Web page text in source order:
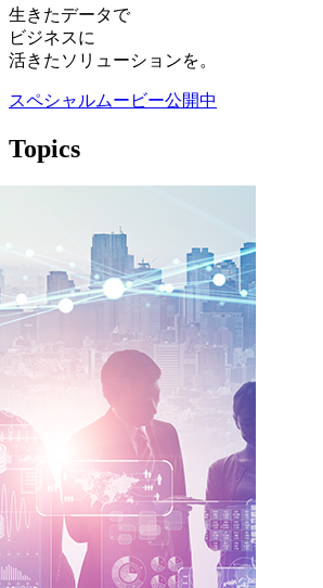
生きたデータで
ビジネスに
活きたソリューションを。
スペシャルムービー公開中
Topics